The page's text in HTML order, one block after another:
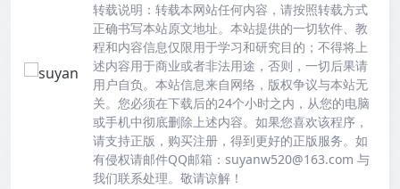
转载说明： 转载本网站任何内容，请按照转载方式
正确书写本站原文地址。本站提供的一切软件、教
程和内容信息仅限用于学习和研究目的；不得将上
述内容用于商业或者非法用途，否则，一切后果请
用户自负。本站信息来自网络，版权争议与本站无
关。您必须在下载后的24个小时之内，从您的电脑
或手机中彻底删除上述内容。如果您喜欢该程序，
请支持正版，购买注册，得到更好的正版服务。如
有侵权请邮件QQ邮箱：suyanw520@163.com 与
我们联系处理。敬请谅解！